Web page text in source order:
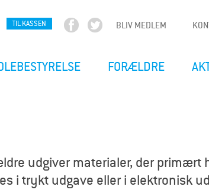
BLIV MEDLEM
TIL KASSEN
FORÆLDRE
udgiver materialer, der primært
i trykt udgave eller i elektronisk